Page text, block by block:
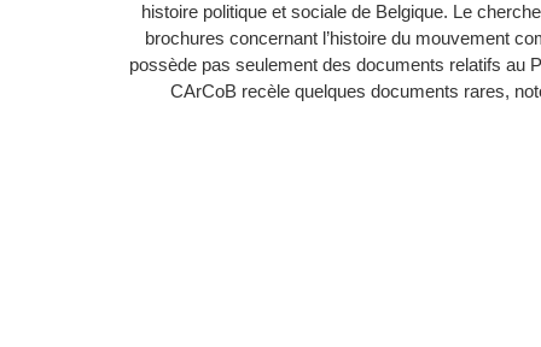
histoire politique et sociale de Belgique. Le
brochures concernant l’histoire du mouvement
possède pas seulement des documents relatifs au
CArCoB recèle quelques documents rares,